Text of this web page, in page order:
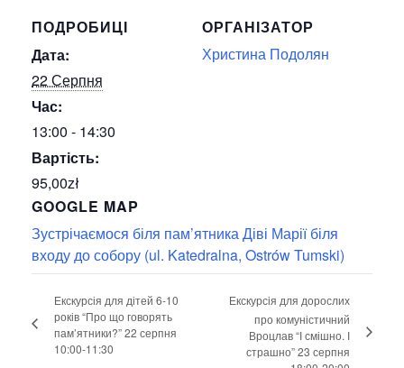
ПОДРОБИЦІ
Дата:
22 Серпня
Час:
13:00 - 14:30
Вартість:
95,00zł
GOOGLE MAP
Зустрічаємося біля пам’ятника Діві Марії біля
входу до собору (ul. Katedralna, Ostrów Tumski)
ОРГАНІЗАТОР
Христина Подолян
Екскурсія для дітей 6-10
років “Про що говорять
пам’ятники?” 22 серпня
10:00-11:30
Екскурсія для дорослих
про комуністичний
Вроцлав “І смішно. І
страшно” 23 серпня